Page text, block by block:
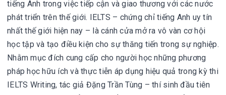
tiếng Anh trong việc tiếp cận và giao thương với các nước
phát triển trên thế giới. IELTS – chứng chỉ tiếng Anh uy tín
nhất thế giới hiện nay – là cánh cửa mở ra vô vàn cơ hội
học tập và tạo điều kiện cho sự thăng tiến trong sự nghiệp.
Nhằm mục đích cung cấp cho người học những phương
pháp học hữu ích và thực tiễn áp dụng hiệu quả trong kỳ thi
IELTS Writing, tác giả Đặng Trần Tùng – thí sinh đầu tiên